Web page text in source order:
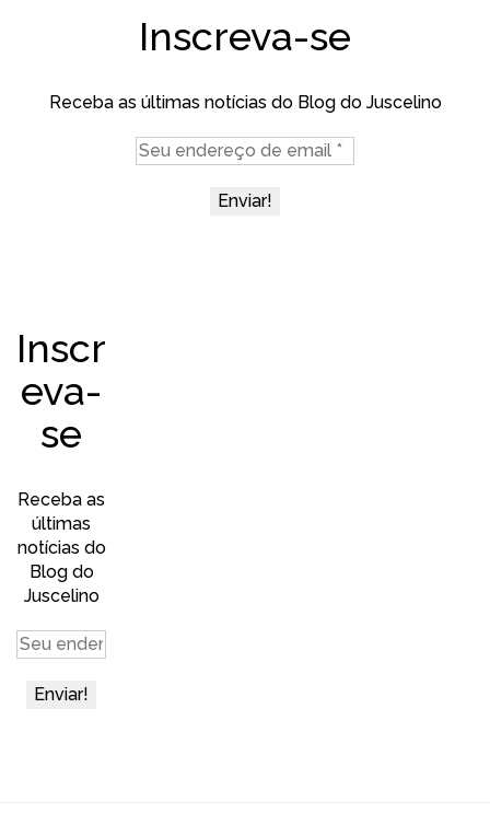
Inscreva-se
Receba as últimas notícias do Blog do Juscelino
Inscr
eva-
se
Receba as
últimas
notícias do
Blog do
Juscelino